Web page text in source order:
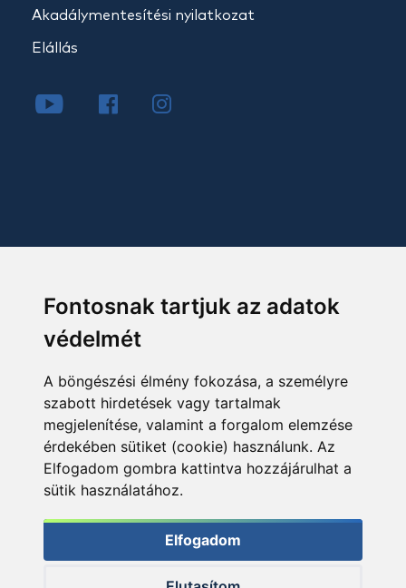
Fontosnak tartjuk az adatok
védelmét
A böngészési élmény fokozása, a személyre
szabott hirdetések vagy tartalmak
megjelenítése, valamint a forgalom elemzése
érdekében sütiket (cookie) használunk. Az
Elfogadom gombra kattintva hozzájárulhat a
sütik használatához.
Elfogadom
Akadálymentesítési nyilatkozat
Elállás